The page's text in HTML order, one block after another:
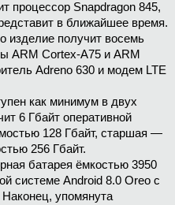
процессор Snapdragon 845,
в ближайшее время.
получит восемь
ARM Cortex-A75 и ARM
Adreno 630 и модем LTE
как минимум в двух
6 Гбайт оперативной
128 Гбайт, старшая —
256 Гбайт.
батарея ёмкостью 3950
системе Android 8.0 Oreo с
упомянута